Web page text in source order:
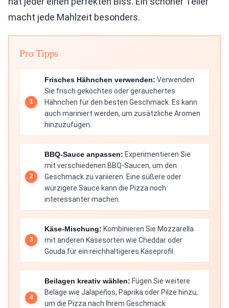
macht jede Mahlzeit besonders.
Pro Tipps
Frisches Hähnchen verwenden: Verwenden
Sie frisch gekochtes oder geräuchertes
Hähnchen für den besten Geschmack. Es kann
auch mariniert werden, um zusätzliche Aromen
hinzuzufügen.
BBQ-Sauce anpassen: Experimentieren Sie
mit verschiedenen BBQ-Saucen, um den
Geschmack zu variieren. Eine süßere oder
würzigere Sauce kann die Pizza noch
interessanter machen.
Käse-Mischung: Kombinieren Sie Mozzarella
mit anderen Käsesorten wie Cheddar oder
Gouda für ein reichhaltigeres Käseprofil.
Beilagen kreativ wählen: Fügen Sie weitere
Beläge wie Jalapeños, Paprika oder Pilze hinzu,
um die Pizza nach Ihrem Geschmack